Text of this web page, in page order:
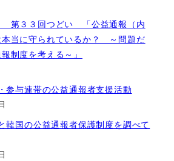
第３３回つどい 「公益通報（内
本当に守られているか？ ～問題だ
制度を考える～」
参与連帯の公益通報者支援活動
韓国の公益通報者保護制度を調べて